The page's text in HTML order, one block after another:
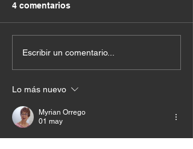
4 comentarios
Escribir un comentario...
Lo más nuevo
Myrian Orrego
01 may